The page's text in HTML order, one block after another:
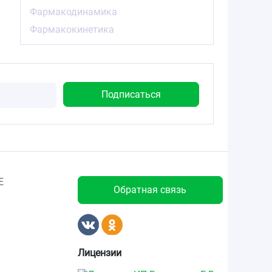
Фармакодинамика
Фармакокинетика
Обратная связь
Лицензии